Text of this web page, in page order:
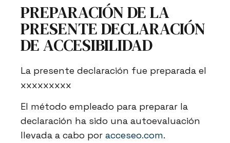
PREPARACIÓN DE LA
PRESENTE DECLARACIÓN
DE ACCESIBILIDAD
La presente declaración fue preparada el
xxxxxxxxx
El método empleado para preparar la
declaración ha sido una autoevaluación
llevada a cabo poracceseo.com.